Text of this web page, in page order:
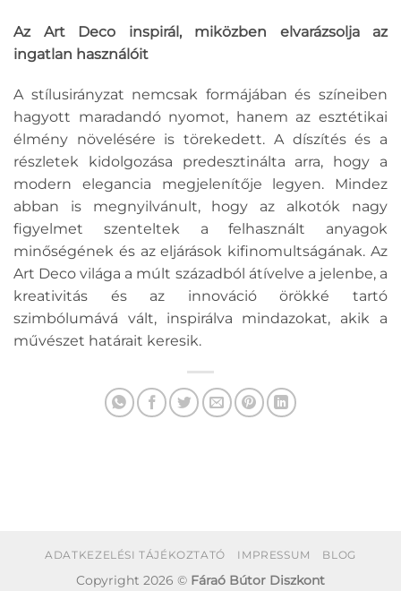
Az Art Deco inspirál, miközben elvarázsolja az
ingatlan használóit
A stílusirányzat nemcsak formájában és színeiben
hagyott maradandó nyomot, hanem az esztétikai
élmény növelésére is törekedett. A díszítés és a
részletek kidolgozása predesztinálta arra, hogy a
modern elegancia megjelenítője legyen. Mindez
abban is megnyilvánult, hogy az alkotók nagy
figyelmet szenteltek a felhasznált anyagok
minőségének és az eljárások kifinomultságának. Az
Art Deco világa a múlt századból átívelve a jelenbe, a
kreativitás és az innováció örökké tartó
szimbólumává vált, inspirálva mindazokat, akik a
művészet határait keresik.
ADATKEZELÉSI TÁJÉKOZTATÓ IMPRESSUM BLOG
Copyright 2026 © Fáraó Bútor Diszkont